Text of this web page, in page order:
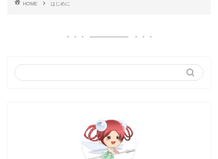
HOME はじめに